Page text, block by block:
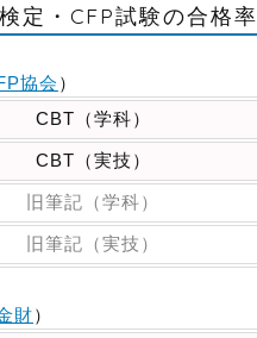
定・CFP試験の合格率
協会 ）
CBT（学科）
CBT（実技）
旧筆記（学科）
旧筆記（実技）
財）